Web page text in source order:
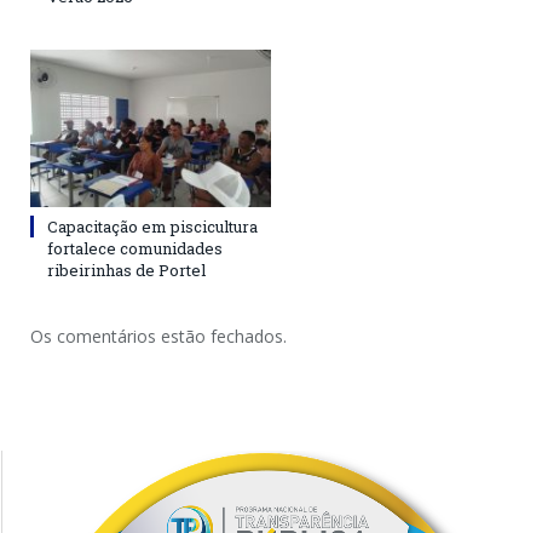
Capacitação em piscicultura
fortalece comunidades
ribeirinhas de Portel
Os comentários estão fechados.